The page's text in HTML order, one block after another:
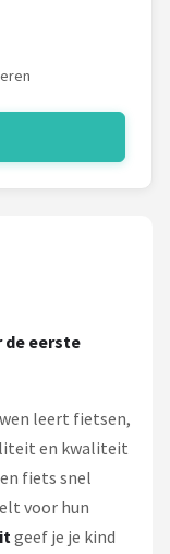
de eerste
leert fietsen,
en kwaliteit
fiets snel
voor hun
geef je je kind